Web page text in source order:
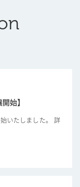
始】
いたしました。 詳